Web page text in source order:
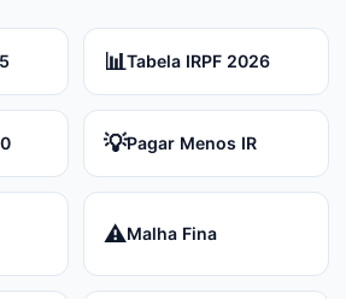
📊Tabela IRPF 2026
💡Pagar Menos IR
⚠️Malha Fina